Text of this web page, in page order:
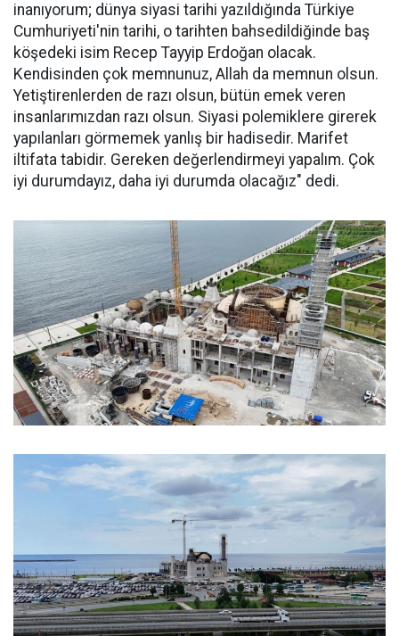
inanıyorum; dünya siyasi tarihi yazıldığında Türkiye
Cumhuriyeti'nin tarihi, o tarihten bahsedildiğinde baş
köşedeki isim Recep Tayyip Erdoğan olacak.
Kendisinden çok memnunuz, Allah da memnun olsun.
Yetiştirenlerden de razı olsun, bütün emek veren
insanlarımızdan razı olsun. Siyasi polemiklere girerek
yapılanları görmemek yanlış bir hadisedir. Marifet
iltifata tabidir. Gereken değerlendirmeyi yapalım. Çok
iyi durumdayız, daha iyi durumda olacağız" dedi.